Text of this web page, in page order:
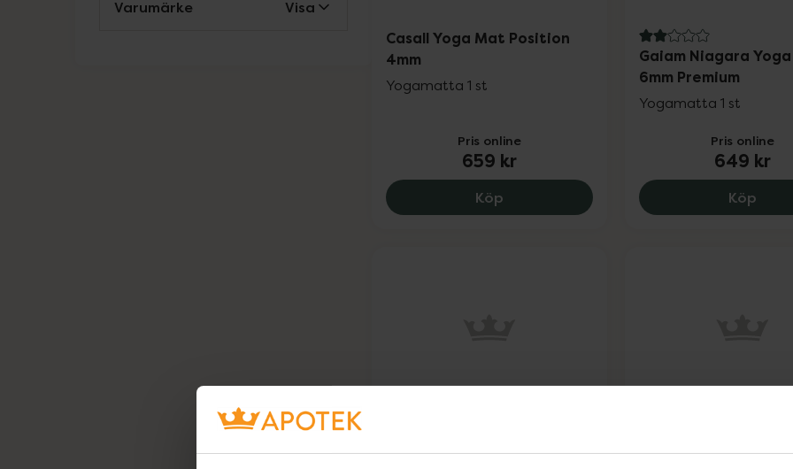
Varumärke Visa
Casall Yoga Mat Position
4mm
Yogamatta 1 st
Pris online
659 kr
Köp Casall Yoga Mat Position 4mm, 659 kr.
2 av 5 i omdöme
Gaiam Niagara
6mm Premium
Yogamatta 1 st
Pris online
649 kr
Köp
Yogamatta 1 st